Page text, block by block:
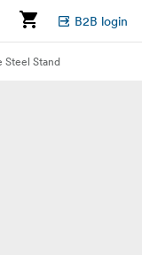
B2B login
Steel Stand